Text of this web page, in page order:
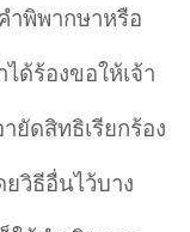
พิพากษาหรือ
ด้ร้องขอให้เจ้า
ดสิทธิเรียกร้อง
วิธีอื่นไว้บาง